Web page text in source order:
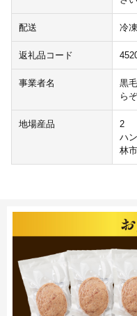
配送 冷凍
返礼品コード
事業者名
黒
ら
地場産品
2
ハ
林